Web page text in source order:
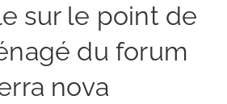
sur le point de
du forum
nova